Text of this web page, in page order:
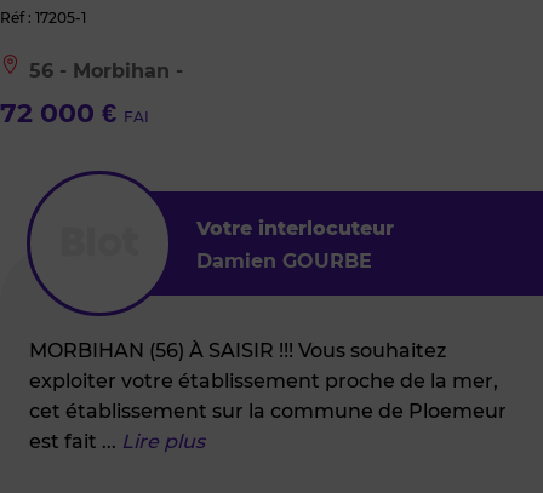
Réf : 17205-1
72 000 € FAI
Le
bien
est
situé
Morbihan
-
56 - Morbihan -
Votre interlocuteur
Damien GOURBE
MORBIHAN (56) À SAISIR !!! Vous souhaitez
exploiter votre établissement proche de la mer,
cet établissement sur la commune de Ploemeur
est fait ... Lire plus